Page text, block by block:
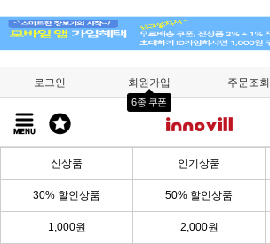
로그인 회원가입
6종 쿠폰
주문조회
신상품 인기상품
30% 할인상품 50% 할인상품
1,000원 2,000원